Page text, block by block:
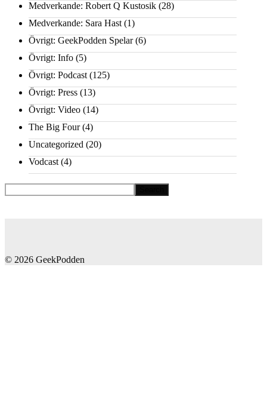
Medverkande: Robert Q Kustosik (28)
Medverkande: Sara Hast (1)
Övrigt: GeekPodden Spelar(6)
Övrigt: Info (5)
Övrigt: Podcast (125)
Övrigt: Press (13)
Övrigt: Video (14)
The Big Four(4)
Uncategorized (20)
Vodcast (4)
© 2026 GeekPodden